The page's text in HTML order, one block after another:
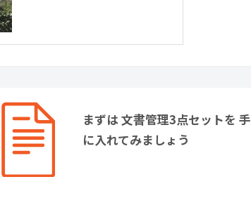
まずは 文書管理3点セットを 手
に入れてみましょう